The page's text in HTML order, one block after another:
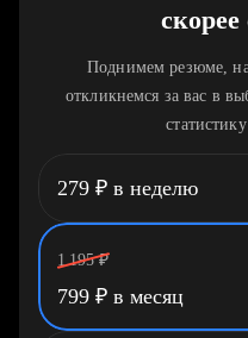
скорее
Поднимем резюме,
откликнемся за вас в
279 ₽ в неделю
1 195 ₽
799 ₽ в месяц